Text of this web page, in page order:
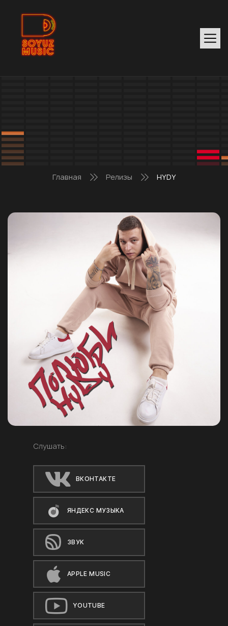
Главная Релизы HYDY
Слушать:
ВКОНТАКТЕ
ЯНДЕКС МУЗЫКА
ЗВУК
APPLE MUSIC
YOUTUBE